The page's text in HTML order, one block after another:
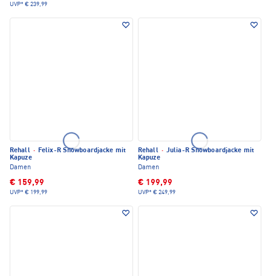
UVP* € 239,99
Rehall · Felix-R Snowboardjacke mit
Kapuze
Damen
€ 159,99
UVP* € 199,99
Rehall · Julia-R Snowboardjacke mit
Kapuze
Damen
€ 199,99
UVP* € 249,99